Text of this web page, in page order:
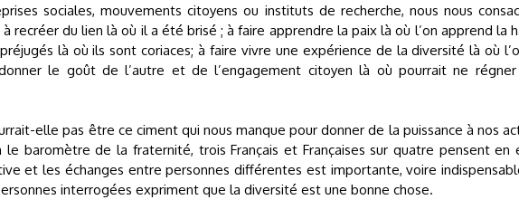
sociales, mouvements citoyens ou instituts de recherche, nous nous
recréer du lien là où il a été brisé ; à faire apprendre la paix là où l’on apprend la
là où ils sont coriaces; à faire vivre une expérience de la diversité là où
le goût de l’autre et de l’engagement citoyen là où pourrait ne
elle pas être ce ciment qui nous manque pour donner de la puissance à nos
le baromètre de la fraternité, trois Français et Françaises sur quatre pensent en
et les échanges entre personnes différentes est importante, voire
interrogées expriment que la diversité est une bonne chose.